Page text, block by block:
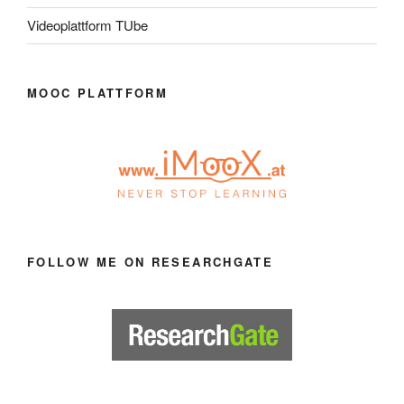
Videoplattform TUbe
MOOC PLATTFORM
FOLLOW ME ON RESEARCHGATE